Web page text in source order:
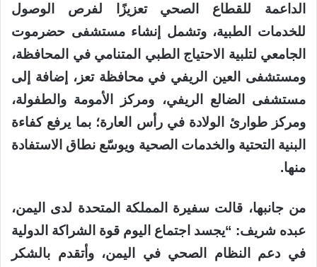
الداعمة للقطاع الصحي تعزيزًا لفرص الوصول
للخدمات الطبية، وتشمل إنشاء مستشفى حضرموت
الجامعي لتلبية الاحتياج الطبي المتنامي في المحافظة،
ومستشفى العين الريفي في محافظة تعز، إضافة إلى
مستشفى الضالع الريفي، ومركز الأمومة والطفولة،
ومركز طوارئ الولادة في رأس العارة؛ بما يرفع كفاءة
البنية التحتية والخدمات الصحية ويوسّع نطاق الاستفادة
منها.
من جانبها، قالت سفيرة المملكة المتحدة لدى اليمن،
عبده شريف: “يجسد اجتماع اليوم قوة الشراكة الدولية
في دعم النظام الصحي في اليمن، وأتقدم بالشكر